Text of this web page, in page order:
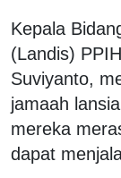
Kepala
(Landis)
Suviyanto,
jamaah
mereka
dapat